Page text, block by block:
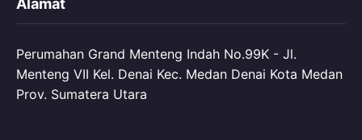
Alamat
Perumahan Grand Menteng Indah No.99K - Jl.
Menteng VII Kel. Denai Kec. Medan Denai Kota Medan
Prov. Sumatera Utara